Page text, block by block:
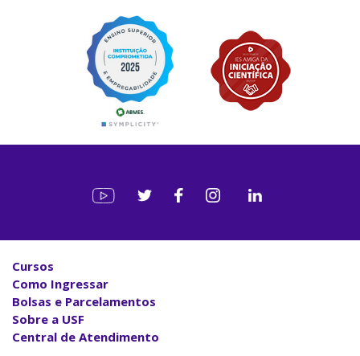
Cursos
Como Ingressar
Bolsas e Parcelamentos
Sobre a USF
Central de Atendimento